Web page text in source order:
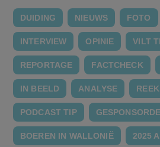
DUIDING NIEUWS FOTO
INTERVIEW OPINIE VILT
REPORTAGE FACTCHECK
IN BEELD ANALYSE
PODCAST TIP
BOEREN IN WALLONIË 2025